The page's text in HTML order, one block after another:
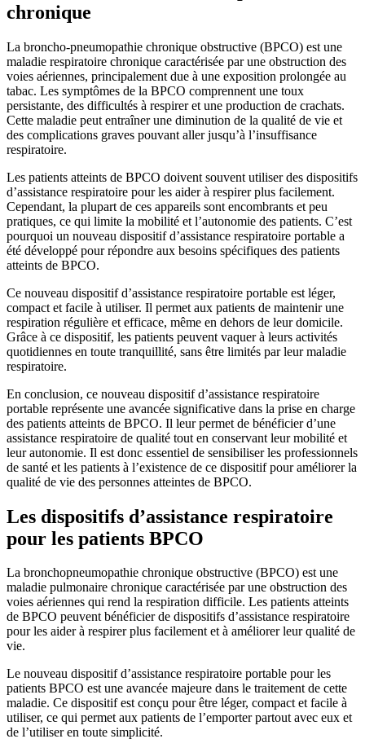
chronique
La broncho-pneumopathie chronique obstructive (BPCO) est une
maladie respiratoire chronique caractérisée par une obstruction des
voies aériennes, principalement due à une exposition prolongée au
tabac. Les symptômes de la BPCO comprennent une toux
persistante, des difficultés à respirer et une production de crachats.
Cette maladie peut entraîner une diminution de la qualité de vie et
des complications graves pouvant aller jusqu’à l’insuffisance
respiratoire.
Les patients atteints de BPCO doivent souvent utiliser des dispositifs
d’assistance respiratoire pour les aider à respirer plus facilement.
Cependant, la plupart de ces appareils sont encombrants et peu
pratiques, ce qui limite la mobilité et l’autonomie des patients. C’est
pourquoi un nouveau dispositif d’assistance respiratoire portable a
été développé pour répondre aux besoins spécifiques des patients
atteints de BPCO.
Ce nouveau dispositif d’assistance respiratoire portable est léger,
compact et facile à utiliser. Il permet aux patients de maintenir une
respiration régulière et efficace, même en dehors de leur domicile.
Grâce à ce dispositif, les patients peuvent vaquer à leurs activités
quotidiennes en toute tranquillité, sans être limités par leur maladie
respiratoire.
En conclusion, ce nouveau dispositif d’assistance respiratoire
portable représente une avancée significative dans la prise en charge
des patients atteints de BPCO. Il leur permet de bénéficier d’une
assistance respiratoire de qualité tout en conservant leur mobilité et
leur autonomie. Il est donc essentiel de sensibiliser les professionnels
de santé et les patients à l’existence de ce dispositif pour améliorer la
qualité de vie des personnes atteintes de BPCO.
Les dispositifs d’assistance respiratoire
pour les patients BPCO
La bronchopneumopathie chronique obstructive (BPCO) est une
maladie pulmonaire chronique caractérisée par une obstruction des
voies aériennes qui rend la respiration difficile. Les patients atteints
de BPCO peuvent bénéficier de dispositifs d’assistance respiratoire
pour les aider à respirer plus facilement et à améliorer leur qualité de
vie.
Le nouveau dispositif d’assistance respiratoire portable pour les
patients BPCO est une avancée majeure dans le traitement de cette
maladie. Ce dispositif est conçu pour être léger, compact et facile à
utiliser, ce qui permet aux patients de l’emporter partout avec eux et
de l’utiliser en toute simplicité.